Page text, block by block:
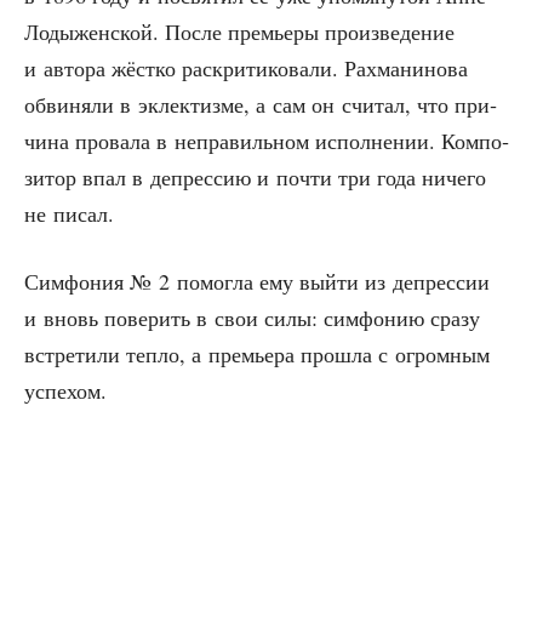
Лоды­жен­ской. После пре­мье­ры про­из­ве­де­ние
и авто­ра жёст­ко рас­кри­ти­ко­ва­ли. Рах­ма­ни­но­ва
обви­ня­ли в эклек­тиз­ме, а сам он счи­тал, что при­
чи­на про­ва­ла в непра­виль­ном испол­не­нии. Ком­по­
зи­тор впал в депрес­сию и почти три года ниче­го
не писал.
Сим­фо­ния № 2 помог­ла ему вый­ти из депрес­сии
и вновь пове­рить в свои силы: сим­фо­нию сра­зу
встре­ти­ли теп­ло, а пре­мье­ра про­шла с огром­ным
успехом.